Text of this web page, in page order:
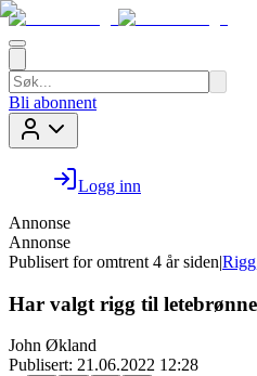
Bli abonnent
Logg inn
Annonse
Annonse
Publisert for omtrent 4 år siden|
Har valgt rigg til
John Økland
Publisert: 21.06.2022 12:28